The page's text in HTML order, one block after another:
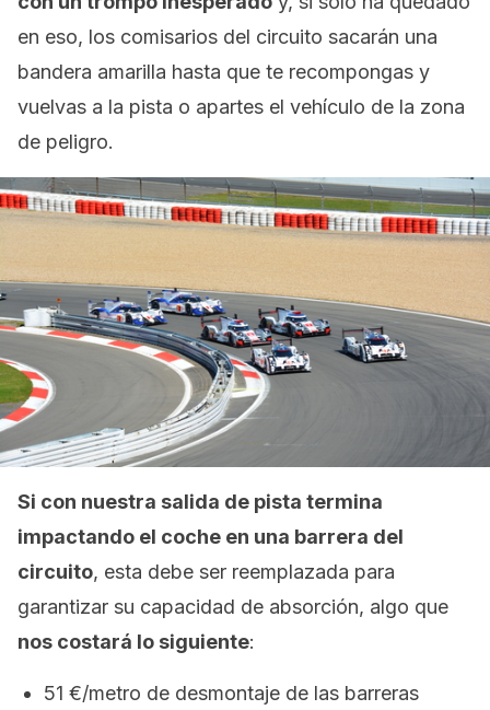
en eso, los comisarios del circuito sacarán una
bandera amarilla hasta que te recompongas y
vuelvas a la pista o apartes el vehículo de la zona
de peligro.
Si con nuestra salida de pista termina
impactando el coche en una barrera del
circuito, esta debe ser reemplazada para
garantizar su capacidad de absorción, algo que
nos costará lo siguiente:
51 €/metro de desmontaje de las barreras